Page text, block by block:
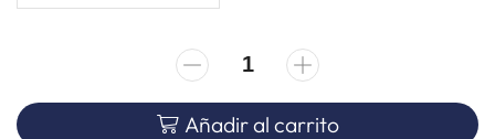
Añadir al carrito